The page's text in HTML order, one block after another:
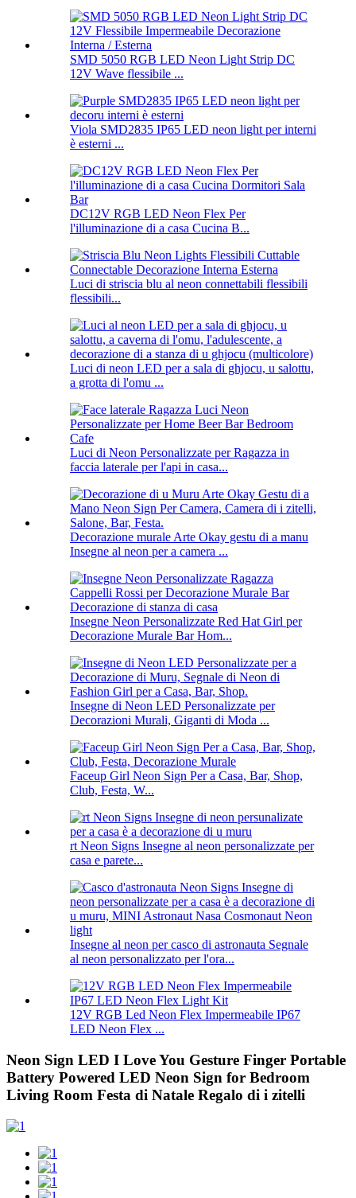
SMD 5050 RGB LED Neon Light Strip DC
12V Wave flessibile ...
Viola SMD2835 IP65 LED neon light per interni
è esterni ...
DC12V RGB LED Neon Flex Per
l'illuminazione di a casa Cucina B...
Luci di striscia blu al neon connettabili flessibili
flessibili...
Luci di neon LED per a sala di ghjocu, u salottu,
a grotta di l'omu ...
Luci di Neon Personalizzate per Ragazza in
faccia laterale per l'api in casa...
Decorazione murale Arte Okay gestu di a manu
Insegne al neon per a camera ...
Insegne Neon Personalizzate Red Hat Girl per
Decorazione Murale Bar Hom...
Insegne di Neon LED Personalizzate per
Decorazioni Murali, Giganti di Moda ...
Faceup Girl Neon Sign Per a Casa, Bar, Shop,
Club, Festa, W...
rt Neon Signs Insegne al neon personalizzate per
casa e parete...
Insegne al neon per casco di astronauta Segnale
al neon personalizzato per l'ora...
12V RGB Led Neon Flex Impermeabile IP67
LED Neon Flex ...
Neon Sign LED I Love You Gesture Finger Portable
Battery Powered LED Neon Sign for Bedroom
Living Room Festa di Natale Regalo di i zitelli